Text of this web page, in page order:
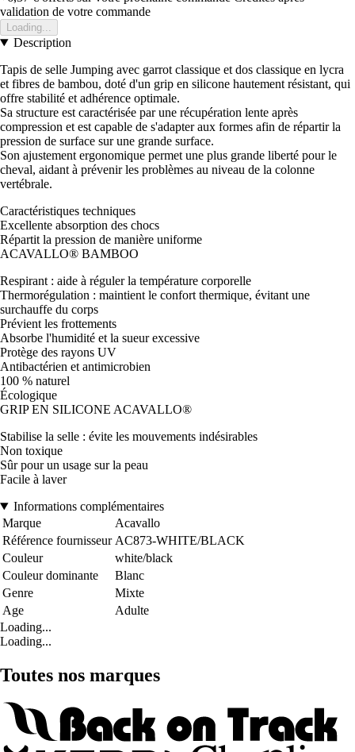
validation de votre commande
Loading...
Description
Tapis de selle Jumping avec garrot classique et dos classique en lycra
et fibres de bambou, doté d'un grip en silicone hautement résistant, qui
offre stabilité et adhérence optimale.
Sa structure est caractérisée par une récupération lente après
compression et est capable de s'adapter aux formes afin de répartir la
pression de surface sur une grande surface.
Son ajustement ergonomique permet une plus grande liberté pour le
cheval, aidant à prévenir les problèmes au niveau de la colonne
vertébrale.
Caractéristiques techniques
Excellente absorption des chocs
Répartit la pression de manière uniforme
ACAVALLO® BAMBOO
Respirant : aide à réguler la température corporelle
Thermorégulation : maintient le confort thermique, évitant une
surchauffe du corps
Prévient les frottements
Absorbe l'humidité et la sueur excessive
Protège des rayons UV
Antibactérien et antimicrobien
100 % naturel
Écologique
GRIP EN SILICONE ACAVALLO®
Stabilise la selle : évite les mouvements indésirables
Non toxique
Sûr pour un usage sur la peau
Facile à laver
Informations complémentaires
Marque
Acavallo
Référence fournisseur AC873-WHITE/BLACK
Couleur
white/black
Couleur dominante
Blanc
Genre
Mixte
Age
Adulte
Loading...
Loading...
Toutes nos marques